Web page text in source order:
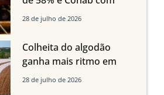
boas produtividades em
quedas em Tocantins,
Maranhão e Piauí
28 de julho de 2026
Colheita do algodão
ganha mais ritmo em
Mato Grosso, Mato
28 de julho de 2026